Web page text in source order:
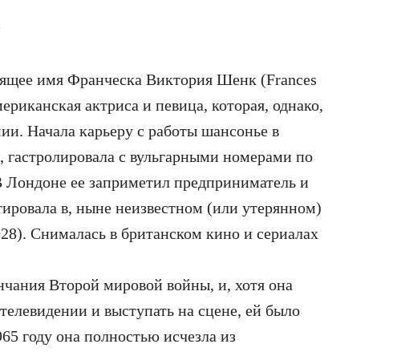
имя Франческа Виктория Шенк (Frances
актриса и певица, которая, однако,
Начала карьеру с работы шансонье в
с вульгарными номерами по
ее заприметил предприниматель и
в, ныне неизвестном (или утерянном)
Снималась в британском кино и сериалах
Второй мировой войны, и, хотя она
и выступать на сцене, ей было
году она полностью исчезла из